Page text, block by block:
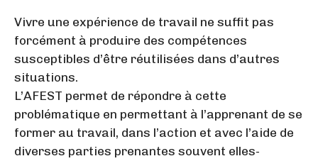
Vivre une expérience de travail ne suffit pas
forcément à produire des compétences
susceptibles d’être réutilisées dans d’autres
situations.
L’AFEST permet de répondre à cette
problématique en permettant à l’apprenant de se
former au travail, dans l’action et avec l’aide de
diverses parties prenantes souvent elles-